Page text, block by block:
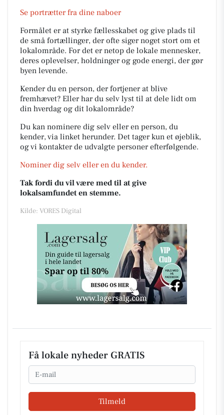
Se portrætter fra dine naboer
Formålet er at styrke fællesskabet og give plads til
de små fortællinger, der ofte siger noget stort om et
lokalområde. For det er netop de lokale mennesker,
deres oplevelser, holdninger og gode energi, der gør
byen levende.
Kender du en person, der fortjener at blive
fremhævet? Eller har du selv lyst til at dele lidt om
din hverdag og dit lokalområde?
Du kan nominere dig selv eller en person, du
kender, via linket herunder. Det tager kun et øjeblik,
og vi kontakter de udvalgte personer efterfølgende.
Nominer dig selv eller en du kender.
Tak fordi du vil være med til at give
lokalsamfundet en stemme.
Kilde: VORES Digital
Få lokale nyheder GRATIS
Email
Tilmeld